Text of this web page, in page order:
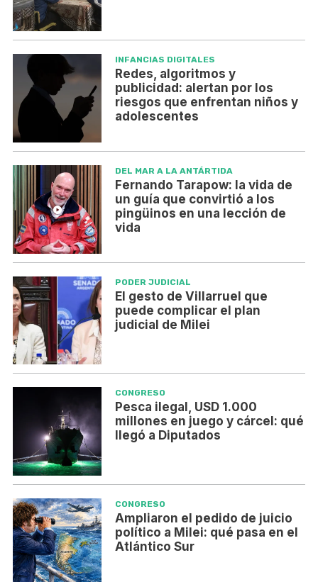
INFANCIAS DIGITALES
Redes, algoritmos y
publicidad: alertan por los
riesgos que enfrentan niños y
adolescentes
DEL MAR A LA ANTÁRTIDA
Fernando Tarapow: la vida de
un guía que convirtió a los
pingüinos en una lección de
vida
PODER JUDICIAL
El gesto de Villarruel que
puede complicar el plan
judicial de Milei
CONGRESO
Pesca ilegal, USD 1.000
millones en juego y cárcel: qué
llegó a Diputados
CONGRESO
Ampliaron el pedido de juicio
político a Milei: qué pasa en el
Atlántico Sur